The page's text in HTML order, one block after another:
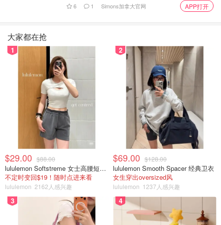
6 1 Simons加拿大官网 APP打开
大家都在抢
1
$29.00 $88.00
lululemon Softstreme 女士高腰短裤 10cm
不定时变回$19！随时点进来看
lululemon 2162人感兴趣
2
$69.00 $128.00
lululemon Smooth Spacer 经典卫衣
女生穿出oversized风
lululemon 1237人感兴趣
3 4